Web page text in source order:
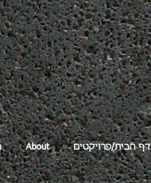
דף הבית/פרויקטים About